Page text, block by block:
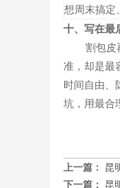
想周末搞定
十、写在最
割包皮
准，却是最
时间自由、
坑，用最合
上一篇：
昆
下一篇：
昆